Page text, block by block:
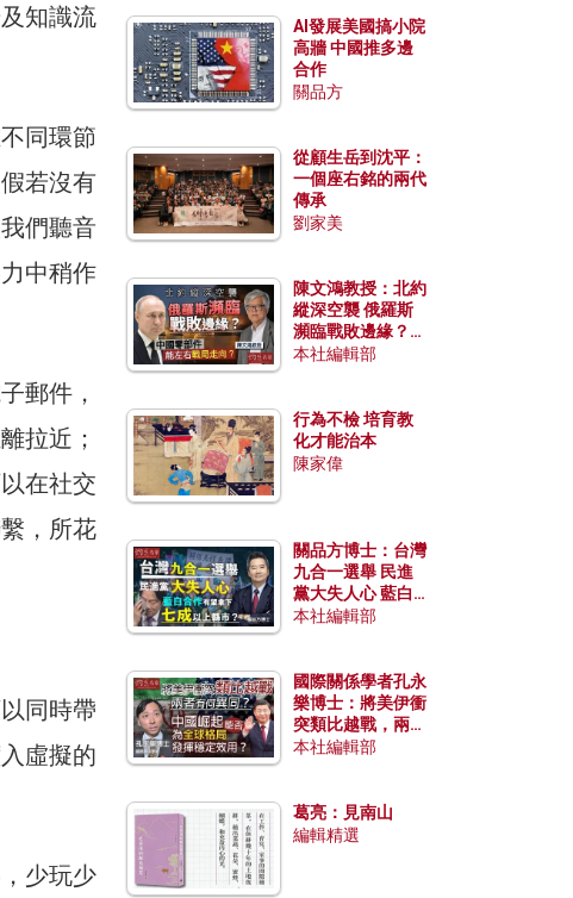
知識流
同環節
若沒有
們聽音
中稍作
郵件，
拉近；
在社交
，所花
同時帶
虛擬的
少玩少
AI發展美國搞小院
高牆 中國推多邊
合作
關品方
從顧生岳到沈平：
一個座右銘的兩代
傳承
劉家美
陳文鴻教授：北約
縱深空襲 俄羅斯
瀕臨戰敗邊緣？中
國零部件能左右戰
本社編輯部
行為不檢 培育教
化才能治本
陳家偉
關品方博士：台灣
九合一選舉 民進
黨大失人心 藍白
合作有望拿下七成
本社編輯部
國際關係學者孔永
樂博士：將美伊衝
突類比越戰，兩者
有何異同？中國崛
本社編輯部
葛亮：見南山
編輯精選